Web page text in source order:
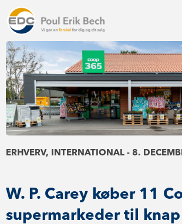
ERHVERV, INTERNATIONAL - 8.
W. P. Carey køber 11
supermarkeder til